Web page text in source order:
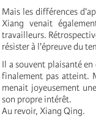
Mais les différences
Xiang venait
travailleurs.
résister à l'épreuve du
Il a souvent plaisanté
finalement pas atteint.
menait joyeusement
son propre intérêt.
Au revoir, Xiang Qing.